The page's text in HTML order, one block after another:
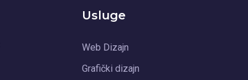
Usluge
Web Dizajn
Grafički dizajn